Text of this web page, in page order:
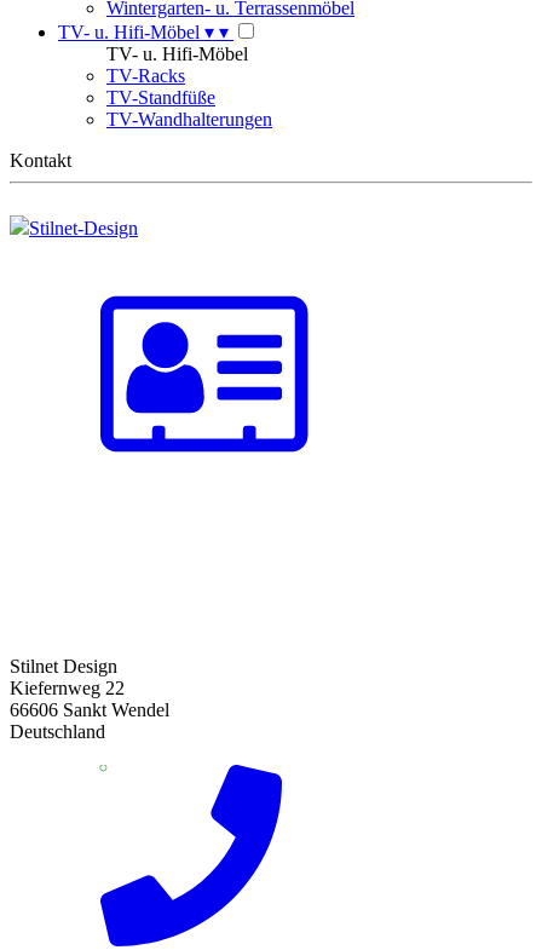
Wintergarten- u. Terrassenmöbel
TV- u. Hifi-Möbel ▾ ▾
TV- u. Hifi-Möbel
TV-Racks
TV-Standfüße
TV-Wandhalterungen
Kontakt
Stilnet-Design
Stilnet Design
Kiefernweg 22
66606 Sankt Wendel
Deutschland